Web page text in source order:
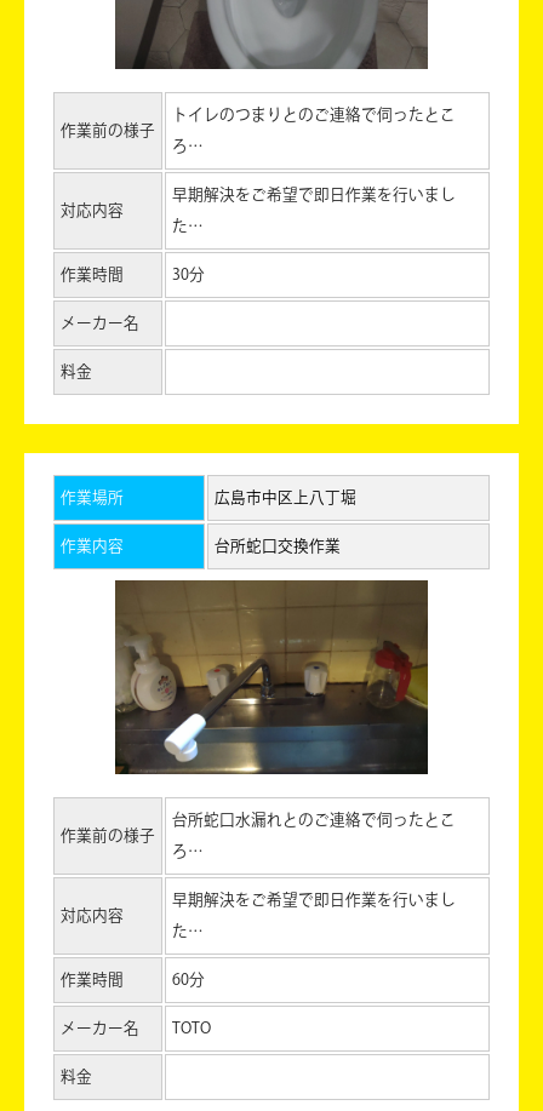
作業前の様子
トイレのつまりとのご連絡で伺ったとこ
ろ…
対応内容
早期解決をご希望で即日作業を行いまし
た…
作業時間 30分
メーカー名
料金
作業場所 広島市中区上八丁堀
作業内容 台所蛇口交換作業
作業前の様子
台所蛇口水漏れとのご連絡で伺ったとこ
ろ…
対応内容
早期解決をご希望で即日作業を行いまし
た…
作業時間 60分
メーカー名 TOTO
料金